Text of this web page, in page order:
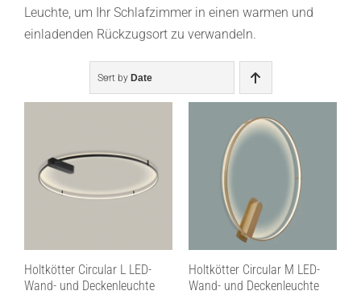
Leuchte, um Ihr Schlafzimmer in einen warmen und
einladenden Rückzugsort zu verwandeln.
Sort by Date
Holtkötter Circular L LED-
Wand- und Deckenleuchte
Holtkötter Circular M LED-
Wand- und Deckenleuchte